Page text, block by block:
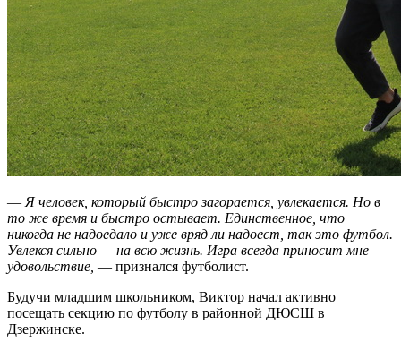
— Я человек, который быстро загорается, увлекается. Но в
то же время и быстро остывает. Единственное, что
никогда не надоедало и уже вряд ли надоест, так это футбол.
Увлекся сильно — на всю жизнь. Игра всегда приносит мне
удовольствие, — признался футболист.
Будучи младшим школьником, Виктор начал активно
посещать секцию по футболу в районной ДЮСШ в
Дзержинске.